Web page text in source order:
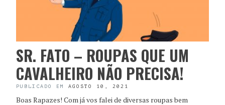
SR. FATO – ROUPAS QUE UM
CAVALHEIRO NÃO PRECISA!
PUBLICADO EM AGOSTO 10, 2021
Boas Rapazes! Com já vos falei de diversas roupas bem